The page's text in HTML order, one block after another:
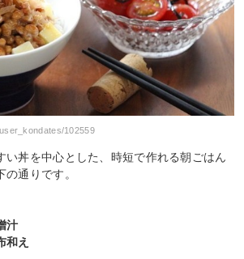
102559
い丼を中心とした、時短で作れる朝ごはん
通りです。
汁
和え